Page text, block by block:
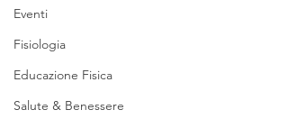
Eventi
Fisiologia
Educazione Fisica
Salute & Benessere